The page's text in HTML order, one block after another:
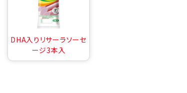
DHA入りリサーラソーセ
ージ3本入